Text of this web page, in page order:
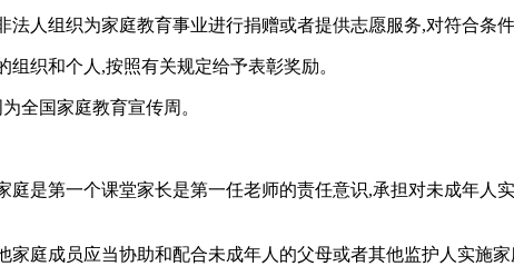
人组织为家庭教育事业进行捐赠或者提供志愿服务,对符合条
织和个人,按照有关规定给予表彰奖励。
全国家庭教育宣传周。
庭是第一个课堂家长是第一任老师的责任意识,承担对未成年
庭成员应当协助和配合未成年人的父母或者其他监护人实施家